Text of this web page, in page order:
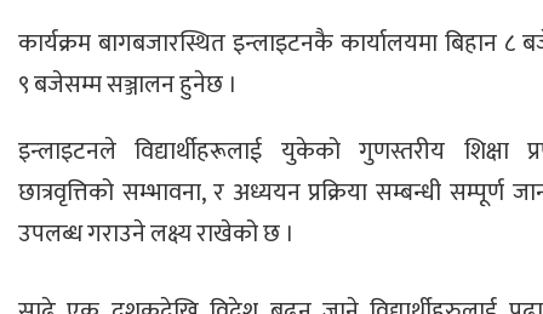
कार्यक्रम बागबजारस्थित इन्लाइटनकै कार्यालयमा बिहान ८
९ बजेसम्म सञ्जालन हुनेछ ।
इन्लाइटनले विद्यार्थीहरूलाई युकेको गुणस्तरीय शिक्षा
छात्रवृत्तिको सम्भावना, र अध्ययन प्रक्रिया सम्बन्धी सम्पूर्ण
उपलब्ध गराउने लक्ष्य राखेको छ ।